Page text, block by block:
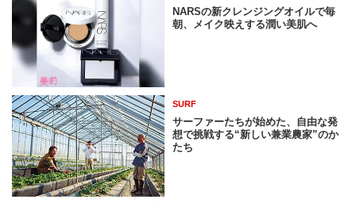
NARSの新クレンジングオイルで毎
朝、メイク映えする潤い美肌へ
SURF
サーファーたちが始めた、自由な発
想で挑戦する“新しい兼業農家”のか
たち